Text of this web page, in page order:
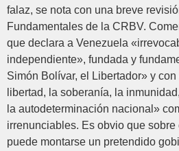
falaz, se nota con una breve
Fundamentales de la CRBV.
que declara a Venezuela
independiente», fundada y
Simón Bolívar, el Libertador» y
libertad, la soberanía, la
la autodeterminación nacional»
irrenunciables. Es obvio que
puede montarse un pretendido